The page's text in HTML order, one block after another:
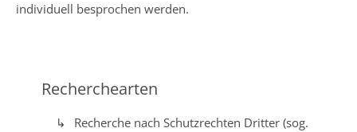
individuell besprochen werden.
Recherchearten
Recherche nach Schutzrechten Dritter (sog.